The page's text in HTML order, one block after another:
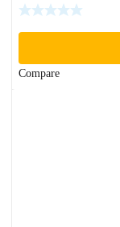
Compare